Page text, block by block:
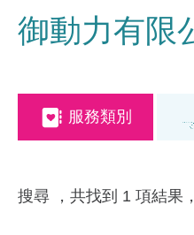
御動力有限
服務類別
搜尋 ，共找到 1 項結果